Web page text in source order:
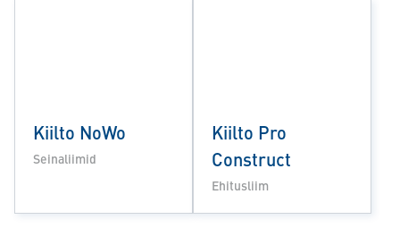
Kiilto NoWo
Seinaliimid
Kiilto Pro
Construct
Ehitusliim